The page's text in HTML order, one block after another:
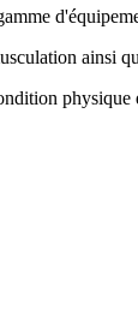
ainsi
physique